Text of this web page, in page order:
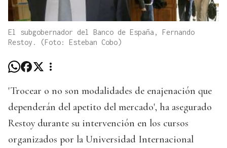
El subgobernador del Banco de España, Fernando
Restoy. (Foto: Esteban Cobo)
'Trocear o no son modalidades de enajenación que
dependerán del apetito del mercado', ha asegurado
Restoy durante su intervención en los cursos
organizados por la Universidad Internacional